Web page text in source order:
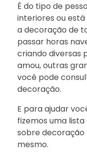
É do tipo de
interiores ou
a decoração de
passar horas
criando diversas
amou, outras
você pode
decoração.
E para ajudar
fizemos uma
sobre
mesmo.